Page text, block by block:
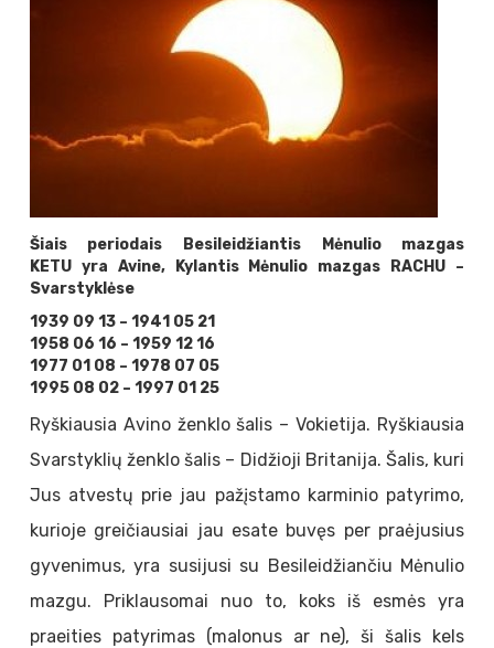
Šiais periodais Besileidžiantis Mėnulio mazgas
KETU yra Avine,
Kylantis Mėnulio mazgas RACHU –
Svarstyklėse
1939 09 13 – 1941 05 21
1958 06 16 – 1959 12 16
1977 01 08 – 1978 07 05
1995 08 02 – 1997 01 25
Ryškiausia Avino ženklo šalis – Vokietija. Ryškiausia
Svarstyklių ženklo šalis – Didžioji Britanija. Šalis, kuri
Jus atvestų prie jau pažįstamo karminio patyrimo,
kurioje greičiausiai jau esate buvęs per praėjusius
gyvenimus, yra susijusi su Besileidžiančiu Mėnulio
mazgu. Priklausomai nuo to, koks iš esmės yra
praeities patyrimas (malonus ar ne), ši šalis kels